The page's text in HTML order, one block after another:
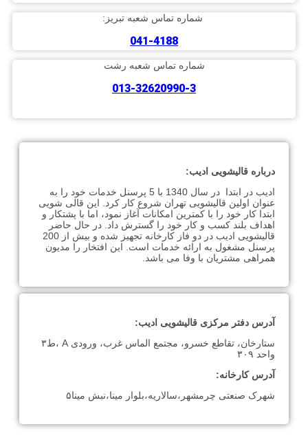
شماره تماس شعبه تبریز:
041-4188
شماره تماس شعبه رشت
013-32620990-3
درباره قالیشویی ادیب:
ادیب در ابتدا در سال 1340 با 5 پرسنل خدمات خود را به
عنوان اولین قالیشویی تهران شروع کار کرد. این قالی شویی
ابتدا کار خود را با کمترین امکانات آغاز نمود، اما با پشتکار و
اهداف بلند کسب و کار خود را گسترش داد. در حال حاضر
قالیشویی ادیب در دو فاز کارخانه تجهیز شده و بیش از 200
پرسنل مشغول به ارائه خدمات است. این افتخار را مدیون
همراهی مشتریان با وفا می باشد.
آدرس دفتر مرکزی قالیشویی ادیب:
ستارخان، تقاطع خسرو، مجتمع الماس غرب، ورودی A ،ط۳
واحد ۳۰۹
آدرس کارخانه:
شهرک صنعتی چرمشهر،سالاریه،بلوار مینا،نبش مینا۵